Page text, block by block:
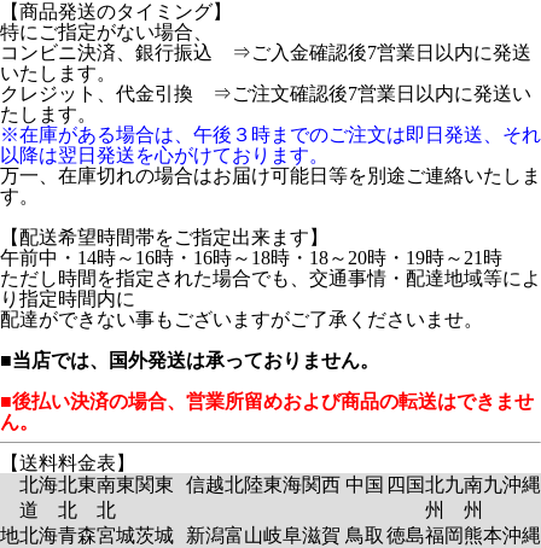
【商品発送のタイミング】
特にご指定がない場合、
コンビニ決済、銀行振込 ⇒ご入金確認後7営業日以内に発送
いたします。
クレジット、代金引換 ⇒ご注文確認後7営業日以内に発送い
たします。
※在庫がある場合は、午後３時までのご注文は即日発送、それ
以降は翌日発送を心がけております。
万一、在庫切れの場合はお届け可能日等を別途ご連絡いたしま
す。
【配送希望時間帯をご指定出来ます】
午前中・14時～16時・16時～18時・18～20時・19時～21時
ただし時間を指定された場合でも、交通事情・配達地域等によ
り指定時間内に
配達ができない事もございますがご了承くださいませ。
■当店では、国外発送は承っておりません。
■後払い決済の場合、営業所留めおよび商品の転送はできませ
ん。
【送料料金表】
北海
道
北東
北
南東
北
関東 信越北陸東海関西 中国 四国北九
州
南九
州
沖縄
地北海青森宮城茨城
新潟富山岐阜滋賀 鳥取 徳島福岡熊本沖縄